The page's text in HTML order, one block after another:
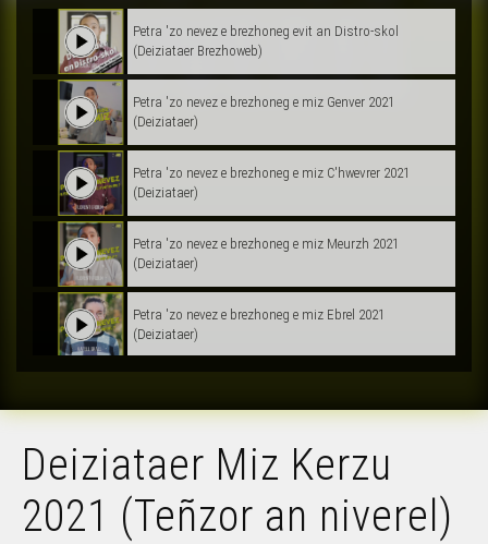
Petra 'zo nevez e brezhoneg evit an Distro-skol
(Deiziataer Brezhoweb)
Petra 'zo nevez e brezhoneg e miz Genver 2021
(Deiziataer)
Petra 'zo nevez e brezhoneg e miz C'hwevrer 2021
(Deiziataer)
Petra 'zo nevez e brezhoneg e miz Meurzh 2021
(Deiziataer)
Petra 'zo nevez e brezhoneg e miz Ebrel 2021
(Deiziataer)
Petra 'zo nevez e brezhoneg evit an Hañv (Deiziataer
Brezhoweb)
Petra 'zo nevez e brezhoneg e miz Here 2021 (Deiziataer
Deiziataer Miz Kerzu
2021 (Teñzor an niverel)